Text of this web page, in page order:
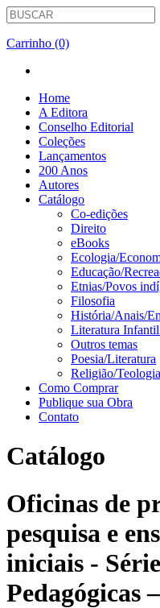
Carrinho (0)
Home
A Editora
Conselho Editorial
Coleções
Lançamentos
200 Anos
Autores
Catálogo
Co-edições
Direito
eBooks
Ecologia/
Educação/
Etnias/Povos
Filosofia
História/Anais/
Literatura
Outros temas
Poesia/Literatura
Religião/
Como Comprar
Publique sua Obra
Contato
Catálogo
Oficinas de
pesquisa e
iniciais -
Pedagógicas